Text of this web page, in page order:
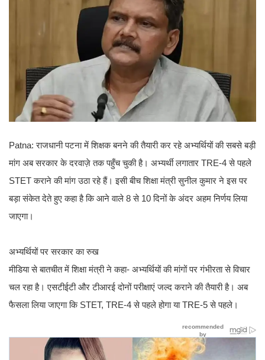
Patna: राजधानी पटना में शिक्षक बनने की तैयारी कर रहे अभ्यर्थियों की सबसे बड़ी
मांग अब सरकार के दरवाज़े तक पहुँच चुकी है। अभ्यर्थी लगातार TRE-4 से पहले
STET कराने की मांग उठा रहे हैं। इसी बीच शिक्षा मंत्री सुनील कुमार ने इस पर
बड़ा संकेत देते हुए कहा है कि आने वाले 8 से 10 दिनों के अंदर अहम निर्णय लिया
जाएगा।
अभ्यर्थियों पर सरकार का रुख
मीडिया से बातचीत में शिक्षा मंत्री ने कहा- अभ्यर्थियों की मांगों पर गंभीरता से विचार
चल रहा है। एसटीईटी और टीआरई दोनों परीक्षाएं जल्द कराने की तैयारी है। अब
फैसला लिया जाएगा कि STET, TRE-4 से पहले होगा या TRE-5 से पहले।